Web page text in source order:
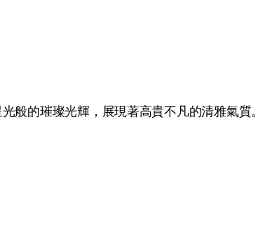
般的璀璨光輝，展現著高貴不凡的清雅氣質。